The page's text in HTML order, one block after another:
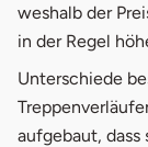
weshalb der
in der Regel
Unterschiede
aufgebaut, dass